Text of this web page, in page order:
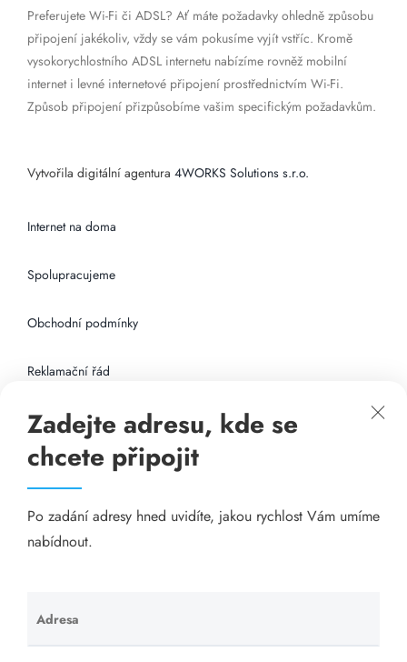
Preferujete Wi-Fi či ADSL? Ať máte požadavky ohledně způsobu
připojení jakékoliv, vždy se vám pokusíme vyjít vstříc. Kromě
vysokorychlostního ADSL internetu nabízíme rovněž mobilní
internet i levné internetové připojení prostřednictvím Wi-Fi.
Způsob připojení přizpůsobíme vašim specifickým požadavkům.
Vytvořila digitální agentura 4WORKS Solutions s.r.o.
Internet na doma
Spolupracujeme
Obchodní podmínky
Reklamační řád
Připojení k internetu
Odkazy
Katalog A-seznam.cz
Visací zámky - TOKOZ
Zadejte adresu, kde se
chcete připojit
Po zadání adresy hned uvidíte, jakou rychlost Vám umíme
nabídnout.
Adresa
Ponechte
toto pole